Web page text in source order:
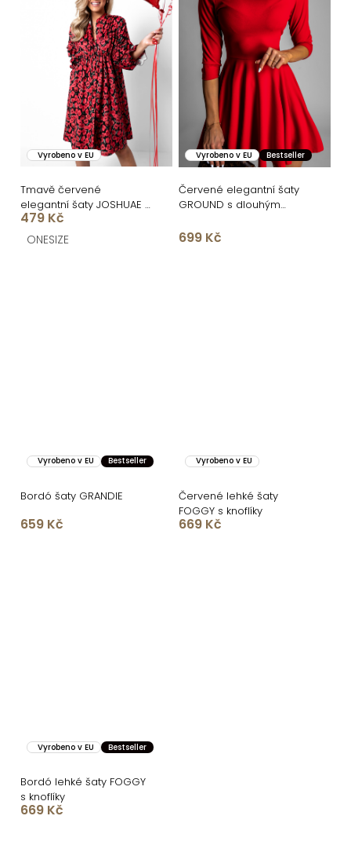
Vyrobeno v EU
Tmavě červené
elegantní šaty JOSHUAE s
květinovým vzorem
479 Kč
ONESIZE
Vyrobeno v EU Bestseller
Červené elegantní šaty
GROUND s dlouhým
699 Kč
Vyrobeno v EU Bestseller
Bordó šaty GRANDIE
659 Kč
Vyrobeno v EU
Červené lehké šaty
FOGGY s knoflíky
669 Kč
Vyrobeno v EU Bestseller
Bordó lehké šaty FOGGY
s knoflíky
669 Kč